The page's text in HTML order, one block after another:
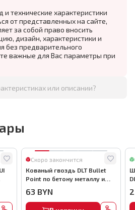
технические характеристики
от представленных на сайте,
за собой право вносить
дизайн, характеристики и
без предварительного
важные для Вас параметры при
или описании?
Скоро закончится
Кованый гвоздь DLT Bullet
Point по бетону металлу и
арт.0116
63 BYN